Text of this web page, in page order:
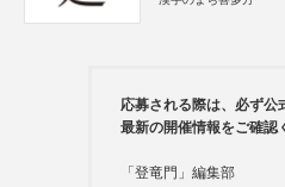
応募される際は、必ず公
最新の開催情報をご確認
「登竜門」編集部